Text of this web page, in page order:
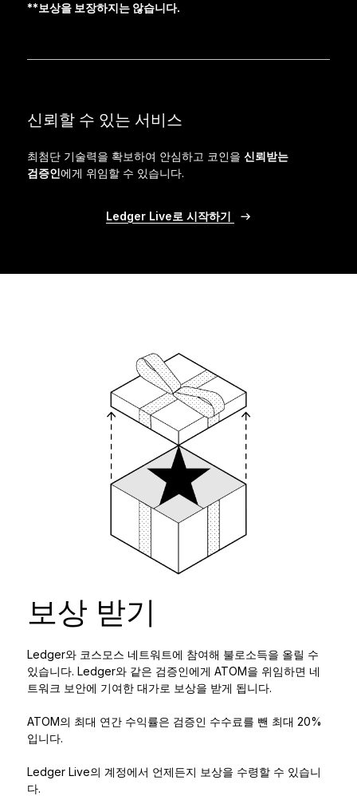
**보상을 보장하지는 않습니다.
신뢰할 수 있는 서비스
최첨단 기술력을 확보하여 안심하고 코인을신뢰받는
검증인에게 위임할 수 있습니다.
Ledger Live로 시작하기
보상 받기
Ledger와 코스모스 네트워트에 참여해 불로소득을 올릴 수
있습니다. Ledger와 같은 검증인에게 ATOM을 위임하면 네
트워크 보안에 기여한 대가로 보상을 받게 됩니다.
ATOM의 최대 연간 수익률은 검증인 수수료를 뺀 최대 20%
입니다.
Ledger Live의 계정에서 언제든지 보상을 수령할 수 있습니
다.